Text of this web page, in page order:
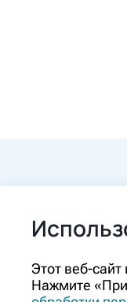
Этот веб-
Нажмите